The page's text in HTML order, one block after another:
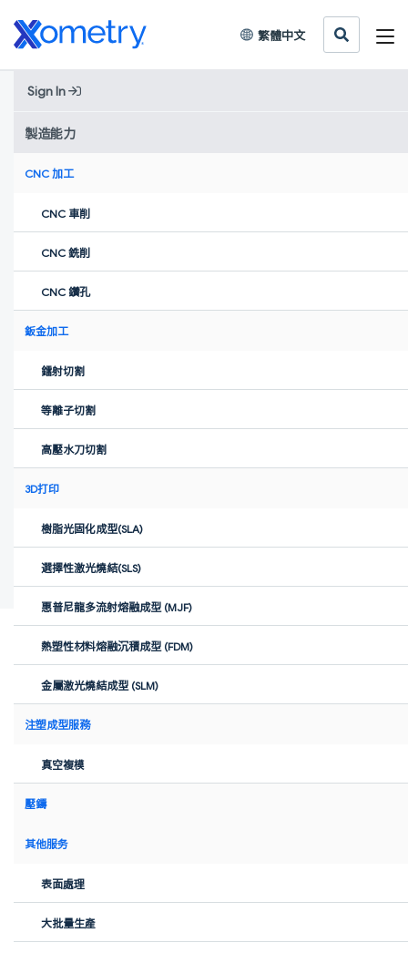
繁體中文
Sign In
製造能力
CNC 加工
CNC 車削
CNC 銑削
CNC 鑽孔
鈑金加工
鐳射切割
等離子切割
高壓水刀切割
3D打印
樹脂光固化成型(SLA)
選擇性激光燒結(SLS)
惠普尼龍多流射熔融成型 (MJF)
熱塑性材料熔融沉積成型 (FDM)
金屬激光燒結成型 (SLM)
注塑成型服務
真空複模
壓鑄
其他服务
表面處理
大批量生產
Home»新聞中心
「金名片」
培育孵化16家「獨角獸」企業 全
球創業者峰會成為北京「金名
片」
Xometry·Jul 11, 2025
來源：央視新聞客戶端
為期三天的2024全球創業者峰會今天在北京閉幕。峰會聚焦人工智
科技與優秀創業項目集中亮相，吸引來自全球近百個國家和地區、
500多家高科技創新企業、1000多位全球投資人參與，為全球創業
者搭建一個差異化、國際化的展示、對接和交流平台。
光器產品是峰會上獲大獎的產品，廣泛用在新能源、航空航天、3D